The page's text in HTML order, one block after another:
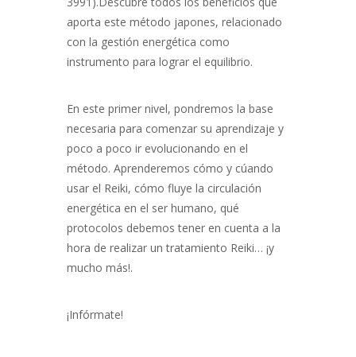
aporta este método japones, relacionado
con la gestión energética como
instrumento para lograr el equilibrio.
En este primer nivel, pondremos la base
necesaria para comenzar su aprendizaje y
poco a poco ir evolucionando en el
método. Aprenderemos cómo y cúando
usar el Reiki, cómo fluye la circulación
energética en el ser humano, qué
protocolos debemos tener en cuenta a la
hora de realizar un tratamiento Reiki… ¡y
mucho más!.
¡Infórmate!